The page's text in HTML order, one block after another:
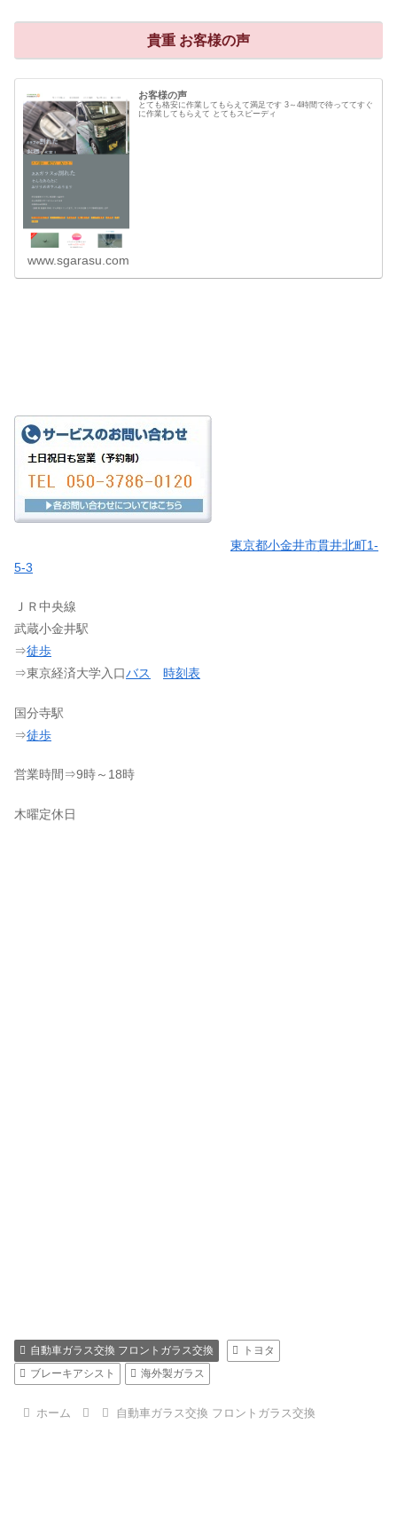
貴重 お客様の声
お客様の声
とても格安に作業してもらえて満足です 3～4時間で待っててすぐ
に作業してもらえて とてもスピーディ
www.sgarasu.com
東京都小金井市貫井北町1-
5-3
ＪＲ中央線
武蔵小金井駅
⇒徒歩
⇒東京経済大学入口バス 時刻表
国分寺駅
⇒徒歩
営業時間⇒9時～18時
木曜定休日
自動車ガラス交換 フロントガラス交換
トヨタ
ブレーキアシスト
海外製ガラス
ホーム 自動車ガラス交換 フロントガラス交換